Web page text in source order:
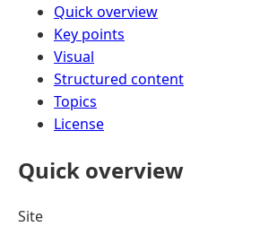
Quick overview
Key points
Visual
Structured content
Topics
License
Quick overview
Site